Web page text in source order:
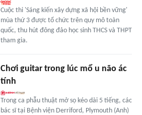
Cuộc thi 'Sáng kiến xây dựng xã hội bền vững'
mùa thứ 3 được tổ chức trên quy mô toàn
quốc, thu hút đông đảo học sinh THCS và THPT
tham gia.
Chơi guitar trong lúc mổ u não ác
tính
Trong ca phẫu thuật mở sọ kéo dài 5 tiếng, các
bác sĩ tại Bệnh viện Derriford, Plymouth (Anh)